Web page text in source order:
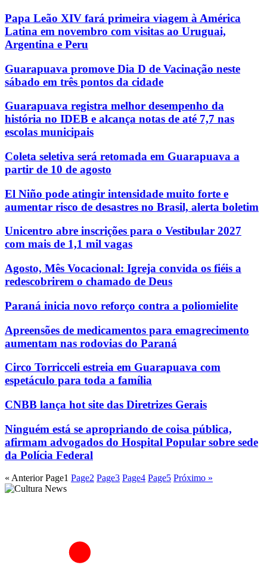
Papa Leão XIV fará primeira viagem à América
Latina em novembro com visitas ao Uruguai,
Argentina e Peru
Guarapuava promove Dia D de Vacinação neste
sábado em três pontos da cidade
Guarapuava registra melhor desempenho da
história no IDEB e alcança notas de até 7,7 nas
escolas municipais
Coleta seletiva será retomada em Guarapuava a
partir de 10 de agosto
El Niño pode atingir intensidade muito forte e
aumentar risco de desastres no Brasil, alerta boletim
Unicentro abre inscrições para o Vestibular 2027
com mais de 1,1 mil vagas
Agosto, Mês Vocacional: Igreja convida os fiéis a
redescobrirem o chamado de Deus
Paraná inicia novo reforço contra a poliomielite
Apreensões de medicamentos para emagrecimento
aumentam nas rodovias do Paraná
Circo Torricceli estreia em Guarapuava com
espetáculo para toda a família
CNBB lança hot site das Diretrizes Gerais
Ninguém está se apropriando de coisa pública,
afirmam advogados do Hospital Popular sobre sede
da Polícia Federal
« Anterior Page1 Page2 Page3 Page4 Page5 Próximo »